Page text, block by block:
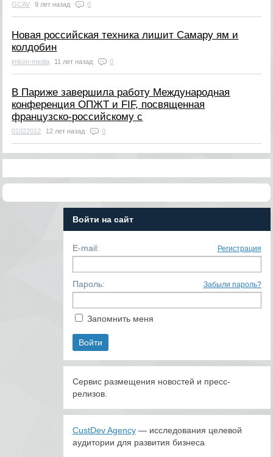
GCAV 9 лет назад 0
Новая российская техника лишит Самару ям и
колдобин
imkon-media 11 лет назад 0
В Париже завершила работу Международная
конференция ОПЖТ и FIF, посвященная
французско-российскому с
01022012 12 лет назад 0
Войти на сайт
E-mail: Регистрация
Пароль: Забыли пароль?
Запомнить меня
Сервис размещения новостей и пресс-
релизов.
CustDev Agency— исследования целевой
аудитории для развития бизнеса